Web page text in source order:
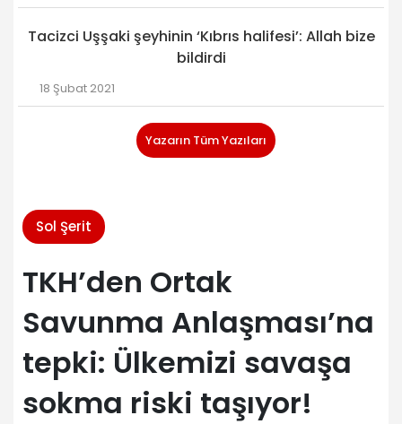
Tacizci Uşşaki şeyhinin ‘Kıbrıs halifesi’: Allah bize
bildirdi
18 Şubat 2021
Yazarın Tüm Yazıları
Sol Şerit
TKH’den Ortak
Savunma Anlaşması’na
tepki: Ülkemizi savaşa
sokma riski taşıyor!